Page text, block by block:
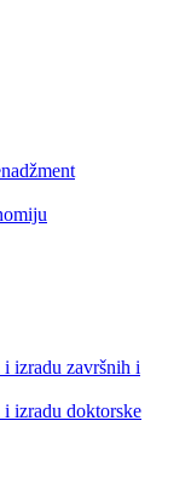
izradu završnih i
izradu doktorske